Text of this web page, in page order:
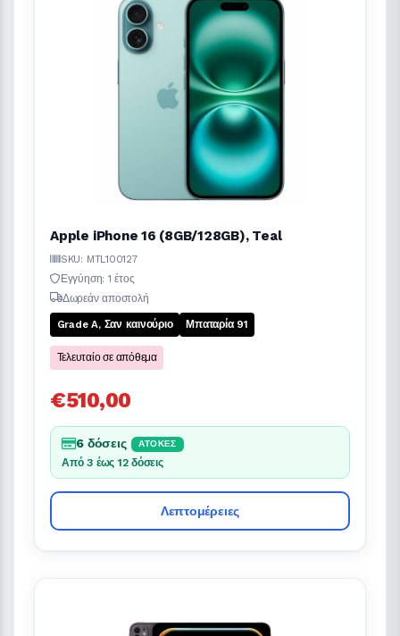
Apple iPhone 16 (8GB/128GB), Teal
SKU: MTL100127
Εγγύηση: 1 έτος
Δωρεάν αποστολή
Grade A, Σαν καινούριο Μπαταρία 91
Τελευταίο σε απόθεμα
€510,00
6 δόσεις ΆΤΟΚΕΣ
Από 3 έως 12 δόσεις
Λεπτομέρειες